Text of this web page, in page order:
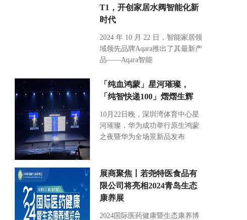
T1，开创家居水阀智能化新
时代
2024 年 10 月 22 日，智能家居领
域领先品牌Aqara推出了其最新产
品——Aqara智能
「纯血鸿蒙」星河璀璨，
「纯智快递100」熠熠生辉
10月22日晚，深圳湾体育中心星
河璀璨，华为成功举行原生鸿蒙
之夜暨华为全场景新品发布
展商聚焦丨若尧特医食品有
限公司将亮相2024青岛生态
康养展
2024国际医药健康暨生态康养博